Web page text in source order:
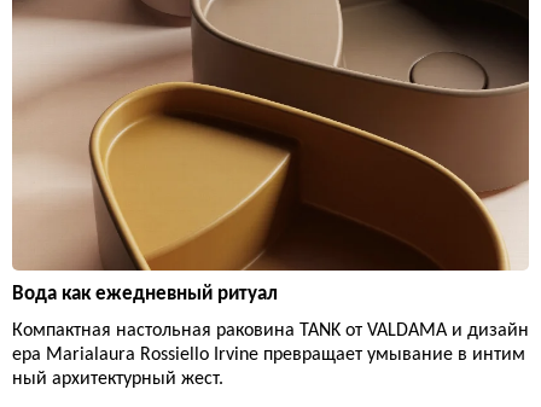
Вода как ежедневный ритуал
Компактная настольная раковина TANK от VALDAMA и дизайн
ера Marialaura Rossiello Irvine превращает умывание в интим
ный архитектурный жест.